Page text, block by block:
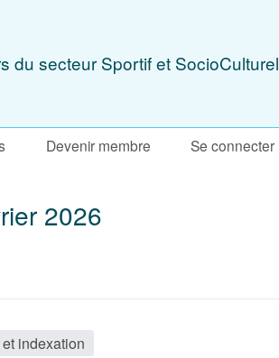
du secteur Sportif et SocioCulturel
Devenir membre Se connecter
2026
indexation